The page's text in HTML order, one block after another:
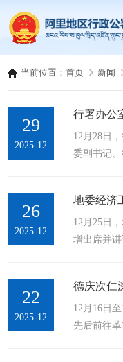
当前位置：首页 新闻
29
2025-12
12月28日
委副书记
改编，生
守、奉献
感受到高
炼成长，...
26
2025-12
地委经济
12月25日
增出席并
的治藏方
委经济工
力、真抓
22
2025-12
德庆次仁
12月16日
先后前往